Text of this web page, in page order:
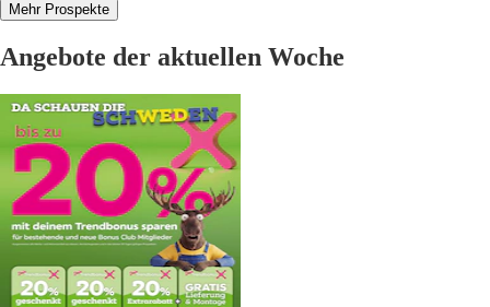
Mehr Prospekte
Angebote der aktuellen Woche